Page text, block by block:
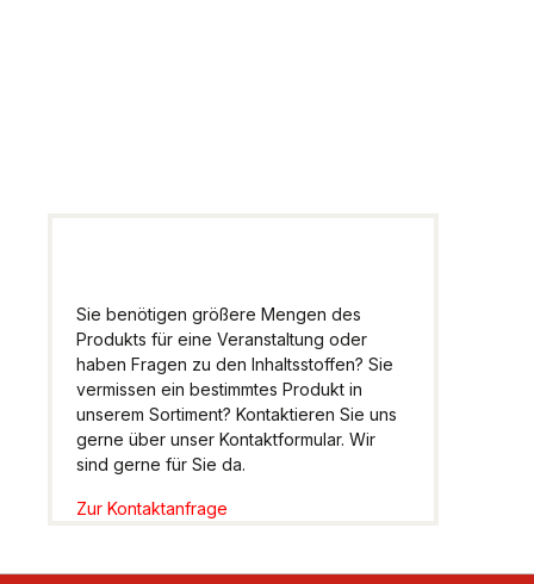
Sie benötigen größere Mengen des
Produkts für eine Veranstaltung oder
haben Fragen zu den Inhaltsstoffen? Sie
vermissen ein bestimmtes Produkt in
unserem Sortiment? Kontaktieren Sie uns
gerne über unser Kontaktformular. Wir
sind gerne für Sie da.
Zur Kontaktanfrage